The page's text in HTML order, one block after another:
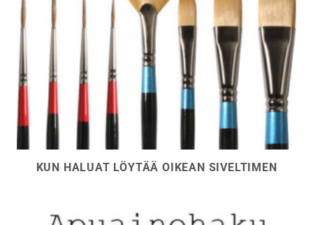
KUN HALUAT LÖYTÄÄ OIKEAN SIVELTIMEN